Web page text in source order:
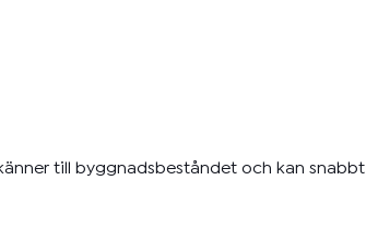
till byggnadsbeståndet och kan snabbt